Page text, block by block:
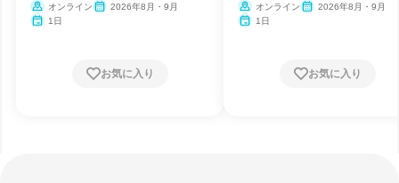
オンライン
2026年8月・9月
1日
お気に入り
オンライン
2026年8月・9月
1日
お気に入り